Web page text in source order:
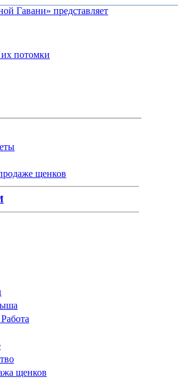
Гавани» представляет
потомки
щенков
щенков